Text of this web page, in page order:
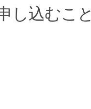
し込むこと